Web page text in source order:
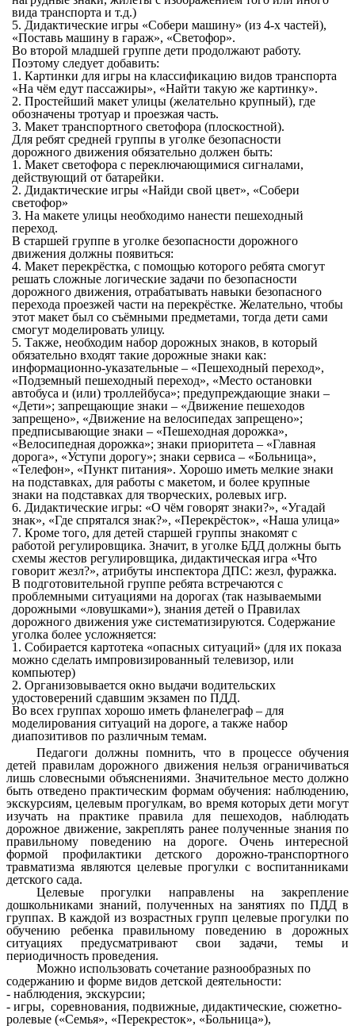
вида транспорта и т.д.)
5. Дидактические игры «Собери машину» (из 4-х частей),
«Поставь машину в гараж», «Светофор».
Во второй младшей группе дети продолжают работу.
Поэтому следует добавить:
1. Картинки для игры на классификацию видов транспорта
«На чём едут пассажиры», «Найти такую же картинку».
2. Простейший макет улицы (желательно крупный), где
обозначены тротуар и проезжая часть.
3. Макет транспортного светофора (плоскостной).
Для ребят средней группы в уголке безопасности
дорожного движения обязательно должен быть:
1. Макет светофора с переключающимися сигналами,
действующий от батарейки.
2. Дидактические игры «Найди свой цвет», «Собери
светофор»
3. На макете улицы необходимо нанести пешеходный
переход.
В старшей группе в уголке безопасности дорожного
движения должны появиться:
4. Макет перекрёстка, с помощью которого ребята смогут
решать сложные логические задачи по безопасности
дорожного движения, отрабатывать навыки безопасного
перехода проезжей части на перекрёстке. Желательно, чтобы
этот макет был со съёмными предметами, тогда дети сами
смогут моделировать улицу.
5. Также, необходим набор дорожных знаков, в который
обязательно входят такие дорожные знаки как:
информационно-указательные – «Пешеходный переход»,
«Подземный пешеходный переход», «Место остановки
автобуса и (или) троллейбуса»; предупреждающие знаки –
«Дети»; запрещающие знаки – «Движение пешеходов
запрещено», «Движение на велосипедах запрещено»;
предписывающие знаки – «Пешеходная дорожка»,
«Велосипедная дорожка»; знаки приоритета – «Главная
дорога», «Уступи дорогу»; знаки сервиса – «Больница»,
«Телефон», «Пункт питания». Хорошо иметь мелкие знаки
на подставках, для работы с макетом, и более крупные
знаки на подставках для творческих, ролевых игр.
6. Дидактические игры: «О чём говорят знаки?», «Угадай
знак», «Где спрятался знак?», «Перекрёсток», «Наша улица»
7. Кроме того, для детей старшей группы знакомят с
работой регулировщика. Значит, в уголке БДД должны быть
схемы жестов регулировщика, дидактическая игра «Что
говорит жезл?», атрибуты инспектора ДПС: жезл, фуражка.
В подготовительной группе ребята встречаются с
проблемными ситуациями на дорогах (так называемыми
дорожными «ловушками»), знания детей о Правилах
дорожного движения уже систематизируются. Содержание
уголка более усложняется:
1. Собирается картотека «опасных ситуаций» (для их показа
можно сделать импровизированный телевизор, или
компьютер)
2. Организовывается окно выдачи водительских
удостоверений сдавшим экзамен по ПДД.
Во всех группах хорошо иметь фланелеграф – для
моделирования ситуаций на дороге, а также набор
диапозитивов по различным темам.
Педагоги должны помнить, что в процессе обучения
детей правилам дорожного движения нельзя ограничиваться
лишь словесными объяснениями. Значительное место должно
быть отведено практическим формам обучения: наблюдению,
экскурсиям, целевым прогулкам, во время которых дети могут
изучать на практике правила для пешеходов, наблюдать
дорожное движение, закреплять ранее полученные знания по
правильному поведению на дороге. Очень интересной
формой профилактики детского дорожно-транспортного
травматизма являются целевые прогулки с воспитанниками
детского сада.
Целевые прогулки направлены на закрепление
дошкольниками знаний, полученных на занятиях по ПДД в
группах. В каждой из возрастных групп целевые прогулки по
обучению ребенка правильному поведению в дорожных
ситуациях предусматривают свои задачи, темы и
периодичность проведения.
Можно использовать сочетание разнообразных по
содержанию и форме видов детской деятельности:
- наблюдения, экскурсии;
- игры, соревнования, подвижные, дидактические, сюжетно-
ролевые («Семья», «Перекресток», «Больница»),